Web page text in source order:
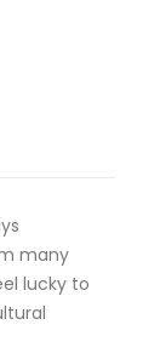
many
lucky to